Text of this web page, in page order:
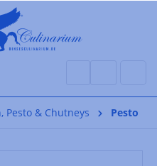
Pesto & Chutneys Pesto